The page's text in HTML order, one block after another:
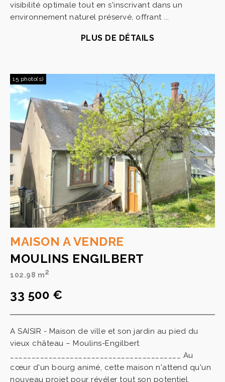
visibilité optimale tout en s'inscrivant dans un
environnement naturel préservé, offrant ...
PLUS DE DÉTAILS
15 photo(s)
MAISON A VENDRE
MOULINS ENGILBERT
102.98 m2
33 500 €
A SAISIR - Maison de ville et son jardin au pied du
vieux château – Moulins-Engilbert
________________________________________ Au
cœur d'un bourg animé, cette maison n'attend qu'un
nouveau projet pour révéler tout son potentiel.